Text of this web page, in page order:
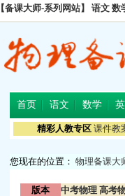
【备课大师-系列网站】 语文 数
首页 语文 数学
精彩人教专区 课件教
您现在的位置： 物理备课大
版本
中考物理 高考